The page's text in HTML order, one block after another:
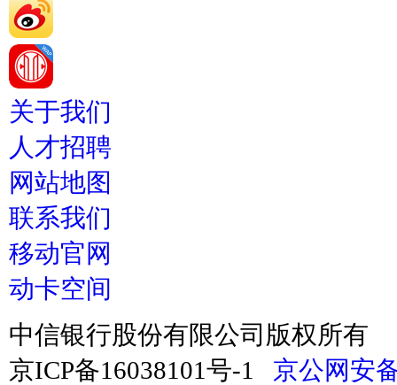
关于我们
人才招聘
网站地图
联系我们
移动官网
动卡空间
中信银行股份有限公司版权所有
京ICP备16038101号-1
京公网安